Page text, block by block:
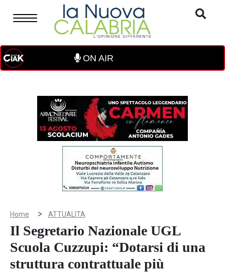
ON AIR
Home > ATTUALITA
Il Segretario Nazionale UGL
Scuola Cuzzupi: “Dotarsi di una
struttura contrattuale più